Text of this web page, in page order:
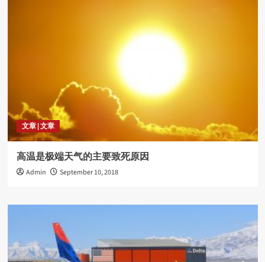
文章 | 文章
高温是极端天气的主要致死原因
Admin September 10, 2018